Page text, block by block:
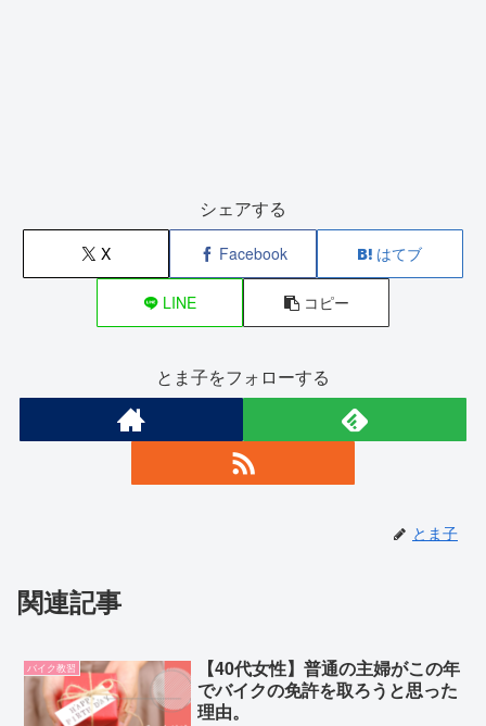
シェアする
X Facebook はてブ
LINE コピー
とま子をフォローする
とま子
関連記事
バイク教習
【40代女性】普通の主婦がこの年
でバイクの免許を取ろうと思った
理由。